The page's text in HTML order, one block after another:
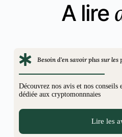
A lire
Besoin d'en savoir plus sur les
Découvrez nos avis et nos conseils
dédiée aux cryptomonnnaies
Lire les